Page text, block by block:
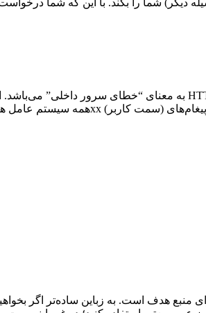
دیگر) شما را بکند. با این که شما